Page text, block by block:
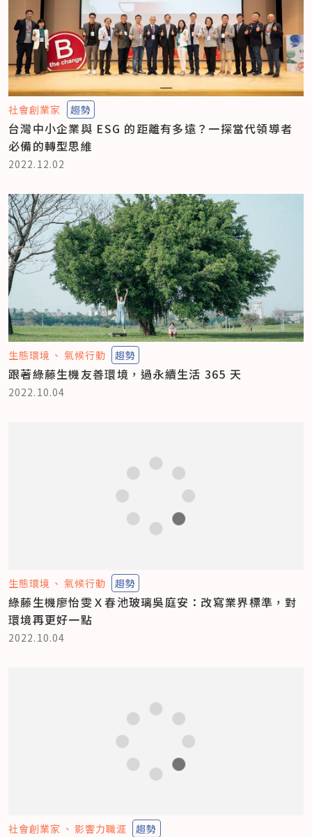
社會創業家 趨勢
台灣中小企業與 ESG 的距離有多遠？一探當代領導者
必備的轉型思維
2022.12.02
生態環境 氣候行動 趨勢
跟著綠藤生機友善環境，過永續生活 365 天
2022.10.04
生態環境 氣候行動 趨勢
綠藤生機廖怡雯Ｘ春池玻璃吳庭安：改寫業界標準，對
環境再更好一點
2022.10.04
社會創業家 影響力職涯 趨勢